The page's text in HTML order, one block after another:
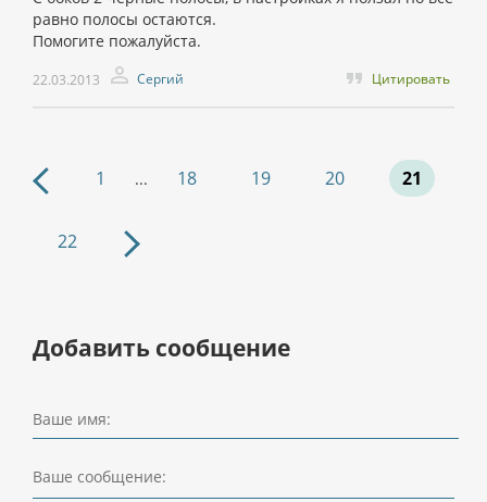
равно полосы остаются.
Помогите пожалуйста.
22.03.2013 Сергий Цитировать
1 ... 18 19 20 21
22
Добавить сообщение
Ваше имя:
Ваше сообщение: